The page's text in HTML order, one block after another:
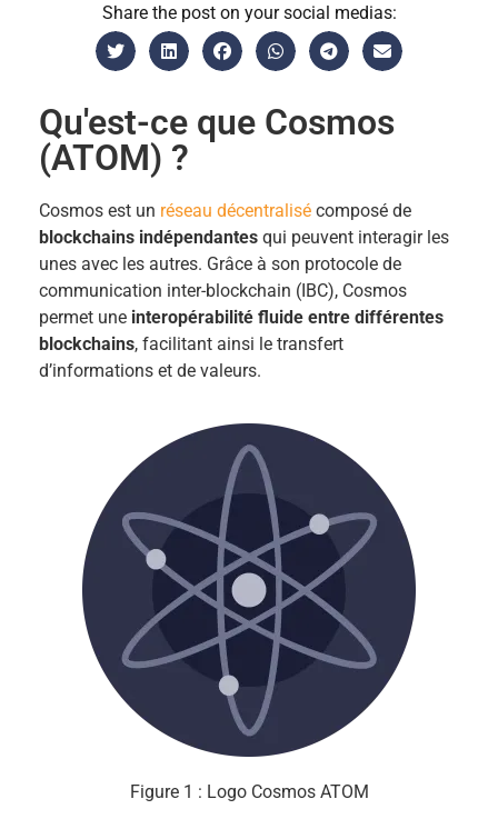
Share the post on your social medias:
Qu'est-ce que Cosmos
(ATOM) ?
Cosmos est un réseau décentralisé composé de
blockchains indépendantes qui peuvent interagir les
unes avec les autres. Grâce à son protocole de
communication inter-blockchain (IBC), Cosmos
permet une interopérabilité fluide entre différentes
blockchains, facilitant ainsi le transfert
d’informations et de valeurs.
Figure 1 : Logo Cosmos ATOM